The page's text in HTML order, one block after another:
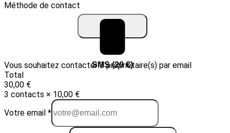
Méthode de contact
Email (10 €) SMS (20 €)
Vous souhaitez contacter 3 propriétaire(s) par email
Total
30,00 €
3 contacts × 10,00 €
Votre email *